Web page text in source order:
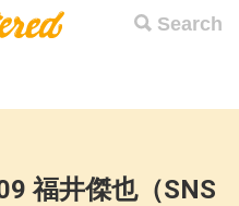
Search
福井傑也（SNS